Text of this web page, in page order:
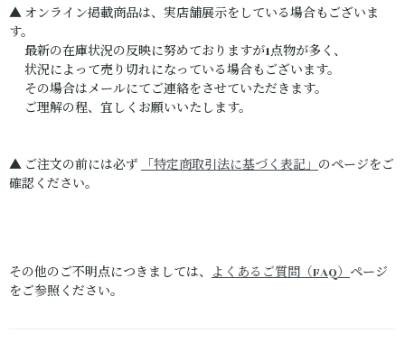
▲ オンライン掲載商品は、実店舗展示をしている場合もございま
す。
最新の在庫状況の反映に努めておりますが1点物が多く、
状況によって売り切れになっている場合もございます。
その場合はメールにてご連絡をさせていただきます。
ご理解の程、宜しくお願いいたします。
▲ ご注文の前には必ず 「特定商取引法に基づく表記」のページをご
確認ください。
その他のご不明点につきましては、 よくあるご質問（FAQ）ページ
をご参照ください。